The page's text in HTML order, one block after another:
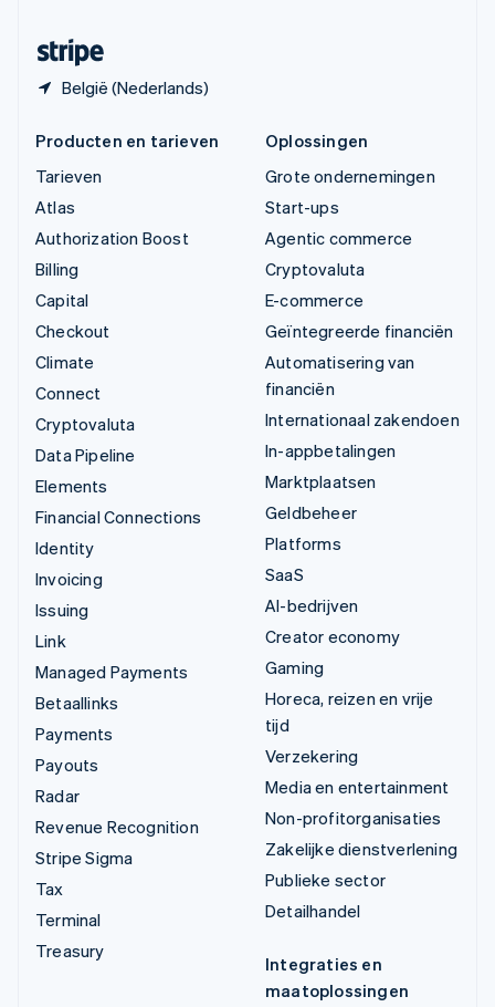
België (Nederlands)
Producten en tarieven
Tarieven
Atlas
Authorization Boost
Billing
Capital
Checkout
Climate
Connect
Cryptovaluta
Data Pipeline
Elements
Financial Connections
Identity
Invoicing
Issuing
Link
Managed Payments
Betaallinks
Payments
Payouts
Radar
Revenue Recognition
Stripe Sigma
Tax
Terminal
Treasury
Oplossingen
Grote ondernemingen
Start-ups
Agentic commerce
Cryptovaluta
E-commerce
Geïntegreerde financiën
Automatisering van
financiën
Internationaal zakendoen
In-appbetalingen
Marktplaatsen
Geldbeheer
Platforms
SaaS
AI-bedrijven
Creator economy
Gaming
Horeca, reizen en vrije
tijd
Verzekering
Media en entertainment
Non-profitorganisaties
Zakelijke dienstverlening
Publieke sector
Detailhandel
Integraties en
maatoplossingen